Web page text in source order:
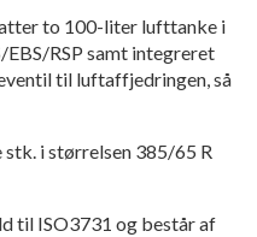
to 100-liter lufttanke i
RSP samt integreret
til luftaffjedringen, så
i størrelsen 385/65 R
til ISO3731 og består af